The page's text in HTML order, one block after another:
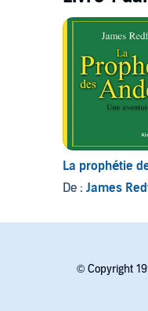
La prophétie
De : James
© Copyright